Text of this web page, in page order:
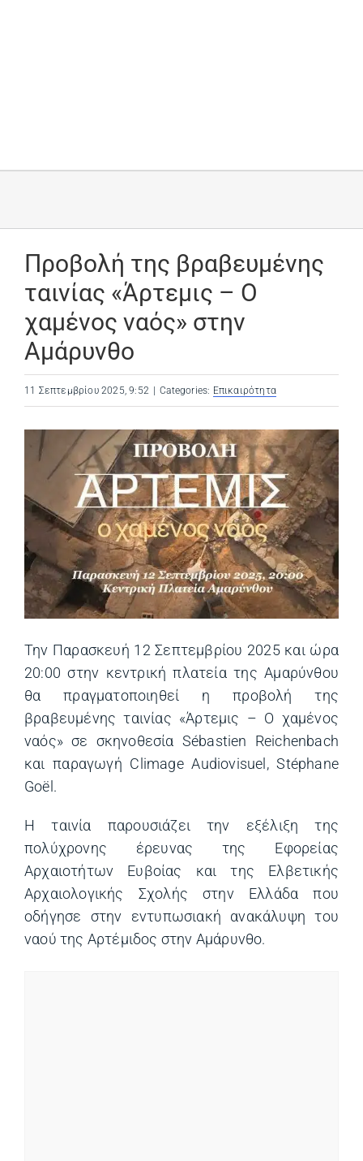
Προβολή της βραβευμένης
ταινίας «Άρτεμις – Ο
χαμένος ναός» στην
Αμάρυνθο
11 Σεπτεμβρίου 2025, 9:52 Categories: Επικαιρότητα
Την Παρασκευή 12 Σεπτεμβρίου 2025 και ώρα
20:00 στην κεντρική πλατεία της Αμαρύνθου
θα πραγματοποιηθεί η προβολή της
βραβευμένης ταινίας «Άρτεμις – Ο χαμένος
ναός» σε σκηνοθεσία Sébastien Reichenbach
και παραγωγή Climage Audiovisuel, Stéphane
Goël.
Η ταινία παρουσιάζει την εξέλιξη της
πολύχρονης έρευνας της Εφορείας
Αρχαιοτήτων Ευβοίας και της Ελβετικής
Αρχαιολογικής Σχολής στην Ελλάδα που
οδήγησε στην εντυπωσιακή ανακάλυψη του
ναού της Αρτέμιδος στην Αμάρυνθο.